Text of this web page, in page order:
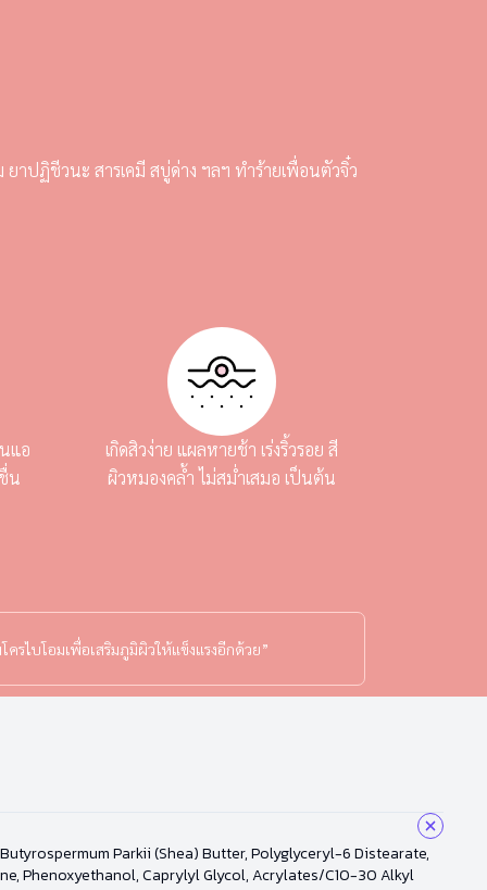
าปฏิชีวนะ สารเคมี สบู่ด่าง ฯลฯ ทำร้ายเพื่อนตัวจิ๋ว
แอ
น
เกิดสิวง่าย แผลหายช้า เร่งริ้วรอย สี
ผิวหมองคล้ำ ไม่สม่ำเสมอ เป็นต้น
ครไบโอมเพื่อเสริมภูมิผิวให้แข็งแรงอีกด้วย”
Parkii (Shea) Butter, Polyglyceryl-6 Distearate,
Phenoxyethanol, Caprylyl Glycol, Acrylates/C10-30 Alkyl